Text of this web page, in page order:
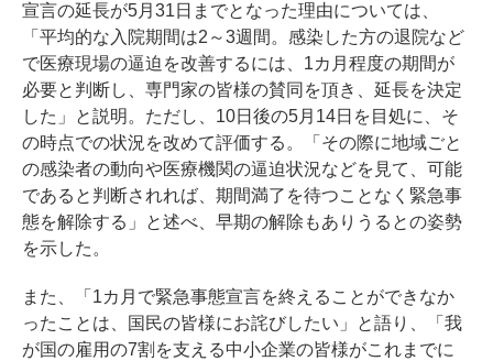
宣言の延長が5月31日までとなった理由については、
「平均的な入院期間は2～3週間。感染した方の退院など
で医療現場の逼迫を改善するには、1カ月程度の期間が
必要と判断し、専門家の皆様の賛同を頂き、延長を決定
した」と説明。ただし、10日後の5月14日を目処に、そ
の時点での状況を改めて評価する。「その際に地域ごと
の感染者の動向や医療機関の逼迫状況などを見て、可能
であると判断されれば、期間満了を待つことなく緊急事
態を解除する」と述べ、早期の解除もありうるとの姿勢
を示した。
また、「1カ月で緊急事態宣言を終えることができなか
ったことは、国民の皆様にお詫びしたい」と語り、「我
が国の雇用の7割を支える中小企業の皆様がこれまでに